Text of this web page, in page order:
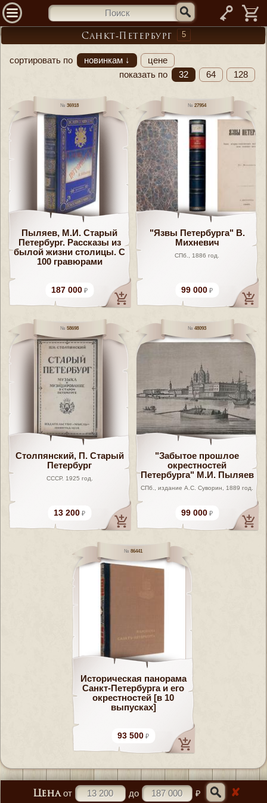
—
Санкт-Петербург 5
сортировать по новинкам ↓
цене
показать по
32 64 128
36918
Пыляев, М.И. Старый
Петербург. Рассказы из
былой жизни столицы. С
100 гравюрами
187 000
27954
"Язвы Петербурга" В.
Михневич
СПб., 1886 год.
99 000
58698
Столпянский, П. Старый
Петербург
СССР. 1925 год.
13 200
48093
"Забытое прошлое
окрестностей
Петербурга" М.И. Пыляев
СПб., издание А.С. Суворин, 1889 год.
99 000
86441
Историческая панорама
Санкт-Петербурга и его
окрестностей [в 10
выпусках]
93 500
Ценаот до ₽ ✘